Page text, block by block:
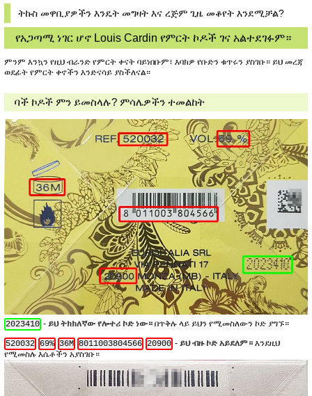
ትኩስ መዋቢያዎችን እንዴት መግዛት እና ረጅም ጊዜ መቆየት እንደሚቻል?
የአጋጣሚ ነገር ሆኖ Louis Cardin የምርት ኮዶች ገና አልተደገፉም።
ምንም እንኳን የዚህ ብራንድ የምርት ቀናት ባይነበቡም፣ እባክዎ የቡድን ቁጥሩን ያስገቡ። ይህ መረጃ
ወደፊት የምርት ቀኖችን እንድናሳይ ያስችለናል።
ባች ኮዶች ምን ይመስላሉ? ምሳሌዎችን ተመልከት
2023410 - ይህ ትክክለኛው የሎተሪ ኮድ ነው። በጥቅሉ ላይ ይህን የሚመስለውን ኮድ ያግኙ።
520032 69% 36M 8011003804566 20900 - ይህ ብዙ ኮድ አይደለም። እንደዚህ
የሚመስሉ እሴቶችን አያስገቡ።